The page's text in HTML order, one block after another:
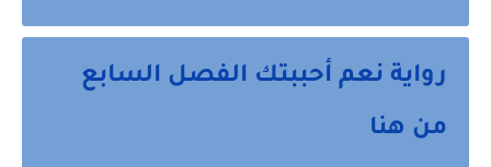
رواية نعم أحببتك الفصل السابع
من هنا